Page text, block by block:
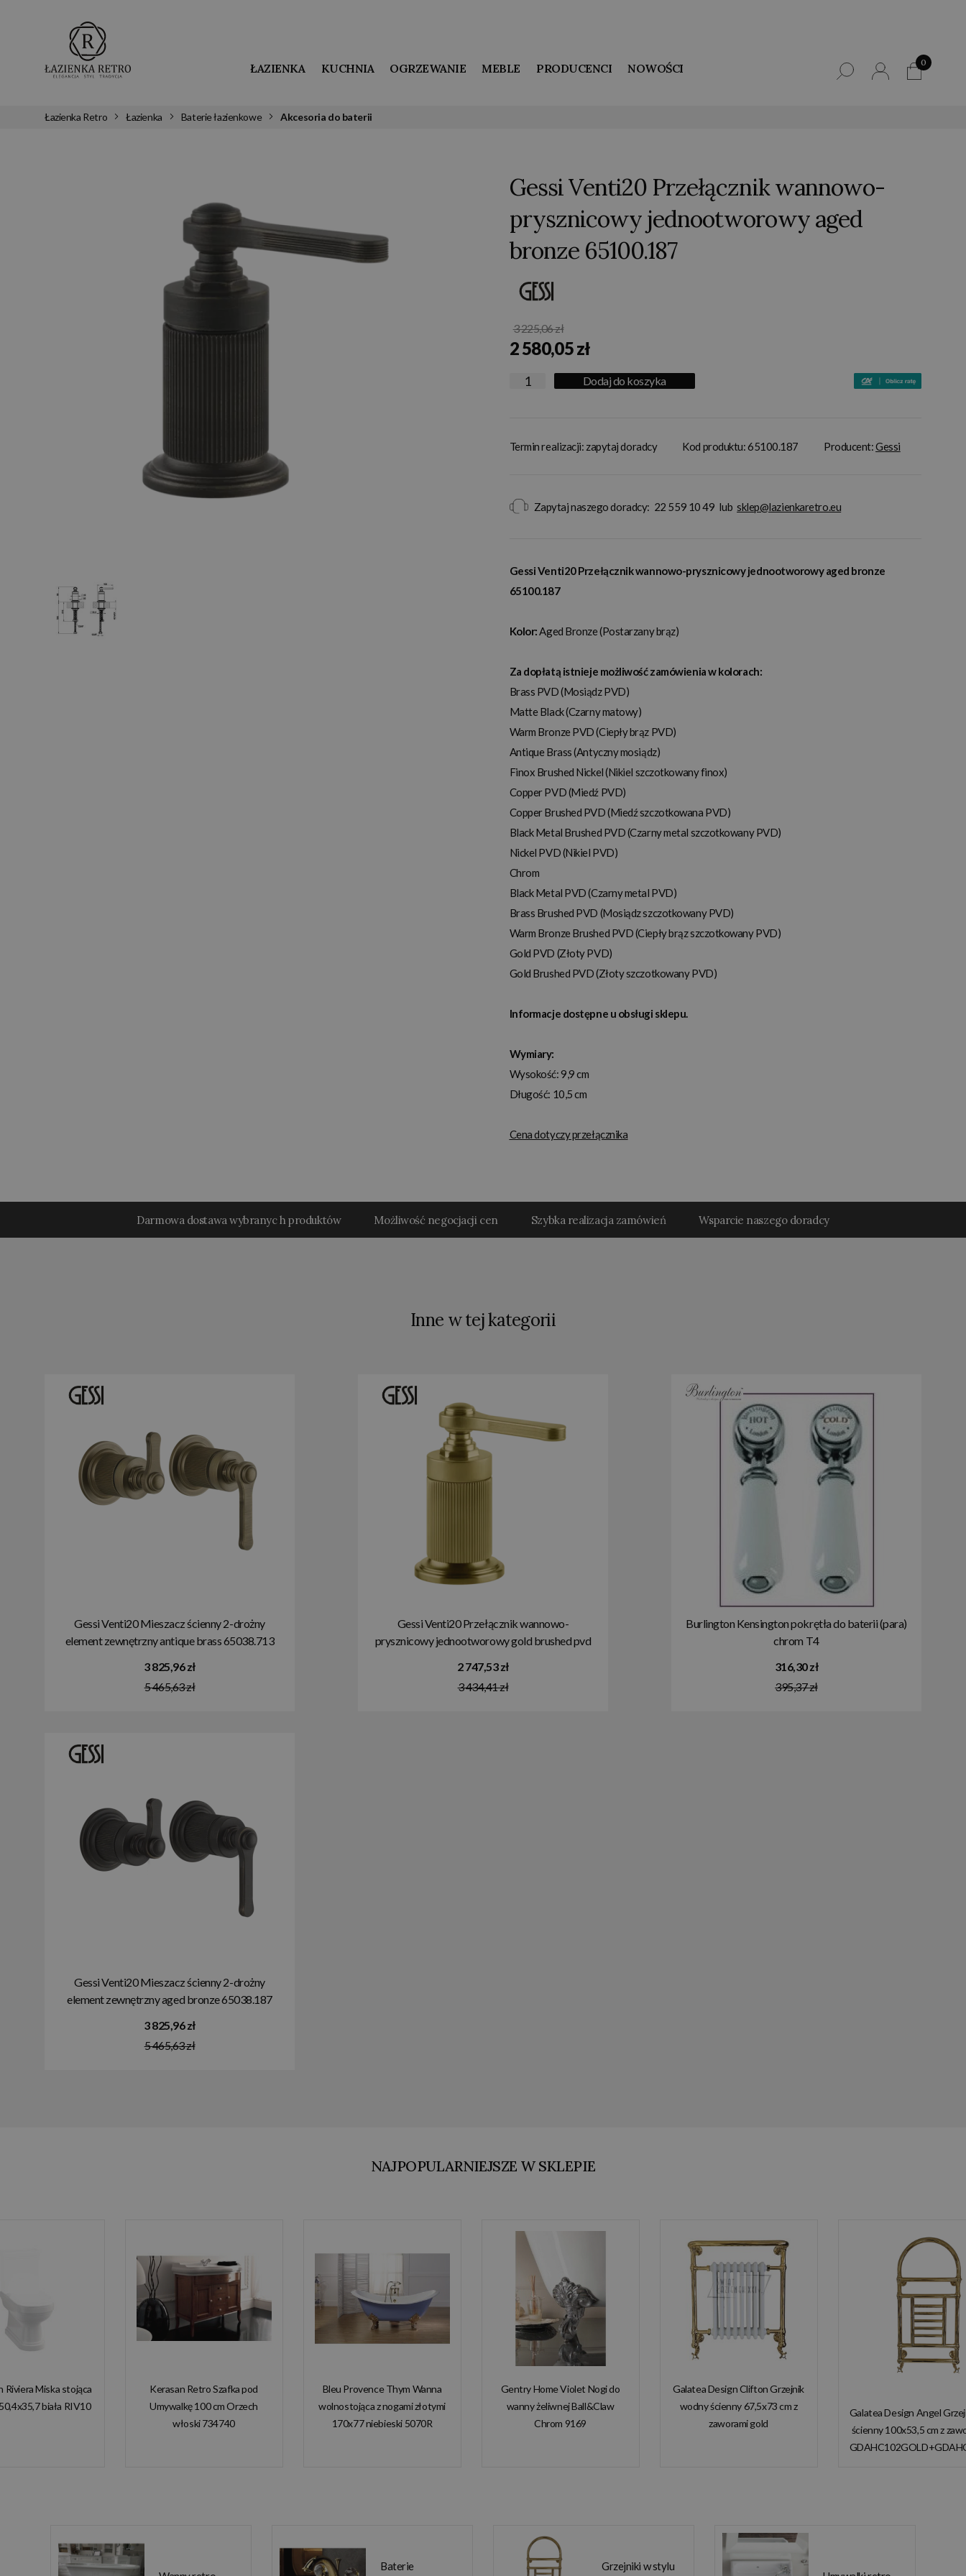
ŁAZIENKA KUCHNIA OGRZEWANIE MEBLE PRODUCENCI NOWOŚCI 0
Łazienka Retro Łazienka Baterie łazienkowe Akcesoria do baterii
Gessi Venti20 Przełącznik wannowo-
prysznicowy jednootworowy aged
bronze 65100.187
3 225,06 zł
2 580,05 zł
Dodaj do koszyka
Termin realizacji: zapytaj doradcy Kod produktu: 65100.187 Producent:Gessi
Zapytaj naszego doradcy: 22 559 10 49 lub sklep@lazienkaretro.eu
Gessi Venti20 Przełącznik wannowo-prysznicowy jednootworowy aged bronze
65100.187
Kolor:Aged Bronze (Postarzany brąz)
Za dopłatą istnieje możliwość zamówienia w kolorach:
Brass PVD (Mosiądz PVD)
Matte Black (Czarny matowy)
Warm Bronze PVD (Ciepły brąz PVD)
Antique Brass (Antyczny mosiądz)
Finox Brushed Nickel (Nikiel szczotkowany finox)
Copper PVD (Miedź PVD)
Copper Brushed PVD (Miedź szczotkowana PVD)
Black Metal Brushed PVD (Czarny metal szczotkowany PVD)
Nickel PVD (Nikiel PVD)
Chrom
Black Metal PVD (Czarny metal PVD)
Brass Brushed PVD (Mosiądz szczotkowany PVD)
Warm Bronze Brushed PVD (Ciepły brąz szczotkowanyPVD)
Gold PVD (Złoty PVD)
Gold Brushed PVD (Złoty szczotkowany PVD)
Informacje dostępne u obsługi sklepu.
Wymiary:
Wysokość: 9,9 cm
Długość: 10,5 cm
Cena dotyczy przełącznika
Darmowa dostawa wybranyc h produktów Możliwość negocjacji cen Szybka realizacja zamówień Wsparcie naszego doradcy
Inne w tej kategorii
Gessi Venti20 Mieszacz ścienny 2-drożny
element zewnętrzny antique brass 65038.713
3 825,96 zł
5 465,63 zł
Gessi Venti20 Przełącznik wannowo-
prysznicowy jednootworowy gold brushed pvd
2 747,53 zł
3 434,41 zł
Burlington Kensington pokrętła do baterii (para)
chrom T4
316,30 zł
395,37 zł
Gessi Venti20 Mieszacz ścienny 2-drożny
element zewnętrzny aged bronze 65038.187
3 825,96 zł
5 465,63 zł
NAJPOPULARNIEJSZE W SKLEPIE
Riviera Miska stojąca
biała RIV10
Kerasan Retro Szafka pod
Umywalkę 100 cm Orzech
włoski 734740
Bleu Provence Thym Wanna
wolnostojąca z nogami złotymi
170x77 niebieski 5070R
Gentry Home Violet Nogi do
wanny żeliwnej Ball&Claw
Chrom 9169
Galatea Design Clifton Grzejnik
wodny ścienny 67,5x73 cm z
zaworami gold
Galatea Design Angel
ścienny 100x53,5 cm z
Baterie Grzejniki w stylu